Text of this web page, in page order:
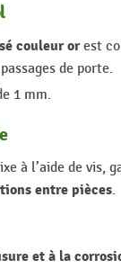
couleur orest
de porte.
1 mm.
à l’aide de vis,
entre pièces.
et à la